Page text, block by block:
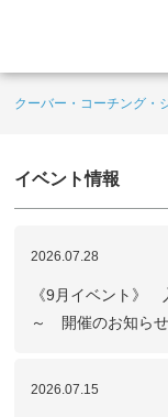
クーバー・コーチング・
イベント情報
2026.07.28
《9月イベント》
～ 開催のお知ら
2026.07.15